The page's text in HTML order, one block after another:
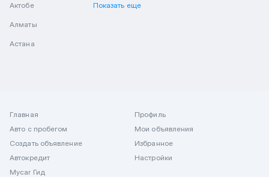
Актобе
Алматы
Астана
Показать еще
Главная
Авто с пробегом
Создать объявление
Автокредит
Mycar Гид
Профиль
Мои объявления
Избранное
Настройки